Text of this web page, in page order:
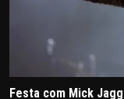
Festa com Mick